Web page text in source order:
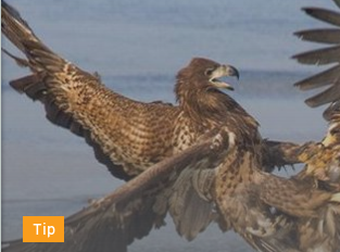
Tip